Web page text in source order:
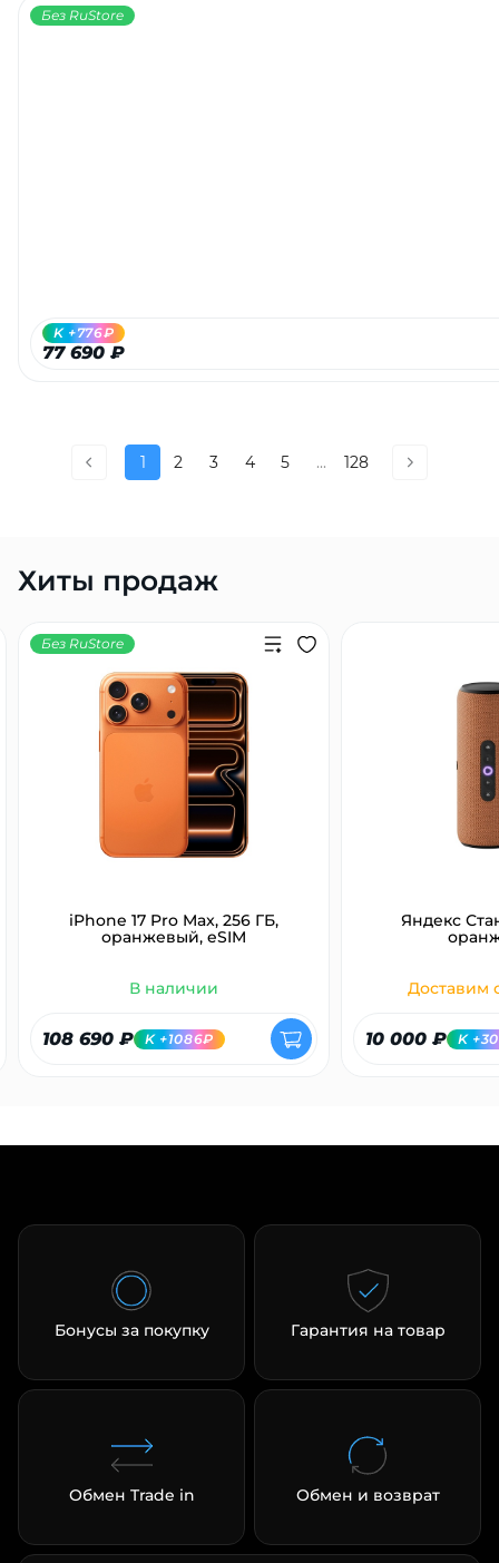
Без RuStore
77 690 ₽
K +776₽
1 2 3 4 5 ... 128
Хиты продаж
Без RuStore
iPhone 17 Pro Max, 256 ГБ,
оранжевый, eSIM
В наличии
108 690 ₽ K +1086₽
Яндекс
Доставим
10 000 ₽ K
Бонусы за покупку Гарантия на товар
Обмен Trade in Обмен и возврат